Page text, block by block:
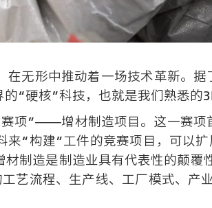
无形中推动着一场技术革新。
“硬核”科技，也就是我们熟悉的
项”——增材制造项目。这一赛
“构建”工件的竞赛项目，可以
制造是制造业具有代表性的颠
艺流程、生产线、工厂模式、